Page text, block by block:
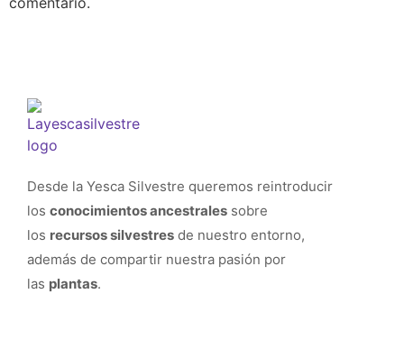
Desde la Yesca Silvestre queremos reintroducir
los conocimientos ancestrales sobre
los recursos silvestres de nuestro entorno,
además de compartir nuestra pasión por
las plantas.